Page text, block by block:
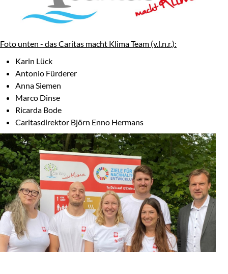
Foto unten - das Caritas macht Klima Team (v.l.n.r.):
Karin Lück
Antonio Fürderer
Anna Siemen
Marco Dinse
Ricarda Bode
Caritasdirektor Björn Enno Hermans